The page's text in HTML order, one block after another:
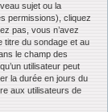
sujet ou la
permissions), cliquez
pas, vous n’avez
titre du sondage et au
le champ des
utilisateur peut
la durée en jours du
aux utilisateurs de